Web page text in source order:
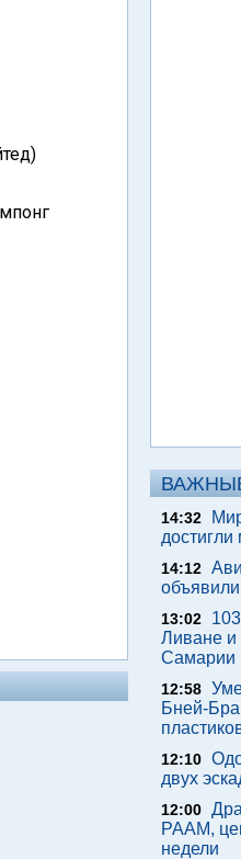
14:32
14:12
13:02
Ливане и
Самарии
12:58
Бней-
12:10
двух
12:00
РААМ,
недели